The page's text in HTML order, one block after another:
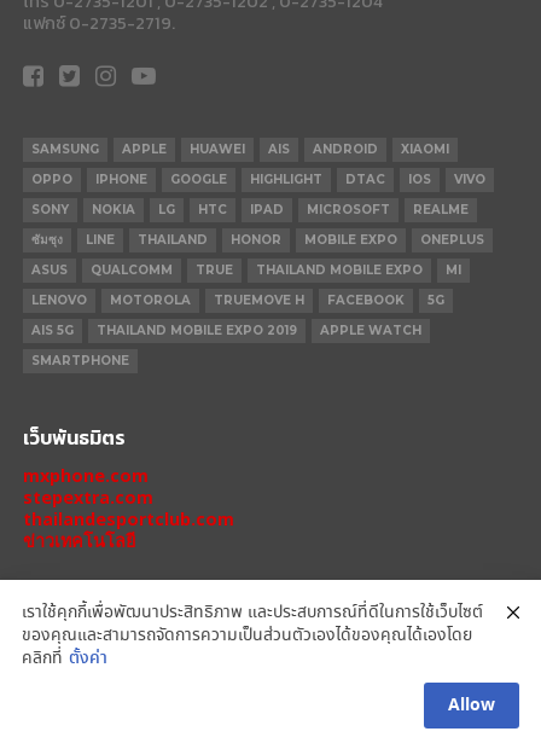
แฟกซ์ 0-2735-2719.
SAMSUNG APPLE HUAWEI AIS ANDROID
XIAOMI
OPPO
IPHONE GOOGLE HIGHLIGHT DTAC IOS
VIVO
SONY
NOKIA LG HTC IPAD MICROSOFT
REALME
ซัมซุง
LINE THAILAND HONOR MOBILE EXPO
ONEPLUS
ASUS
QUALCOMM TRUE THAILAND MOBILE EXPO
MI
LENOVO
MOTOROLA TRUEMOVE H FACEBOOK
5G
AIS 5G
THAILAND MOBILE EXPO 2019
APPLE WATCH
SMARTPHONE
เว็บพันธมิตร
mxphone.com
stepextra.com
thailandesportclub.com
ข่าวเทคโนโลยี
IPHONE 14 PRO
REDMI
เราใช้คุกกี้เพื่อพัฒนาประสิทธิภาพ และประสบการณ์ที่ดีในการใช้เว็บไซต์
ของคุณและสามารถจัดการความเป็นส่วนตัวเองได้ของคุณได้เองโดย
คลิกที่ ตั้งค่า
Allow